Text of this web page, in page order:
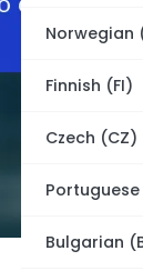
Norwegian
Finnish (FI)
Czech (CZ)
Portuguese
Bulgarian